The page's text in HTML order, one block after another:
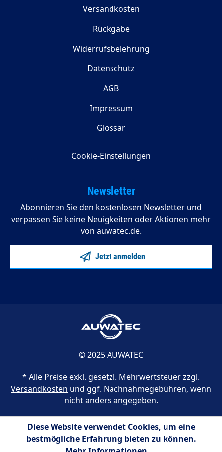
Versandkosten
Rückgabe
Widerrufsbelehrung
Datenschutz
AGB
Impressum
Glossar
Cookie-Einstellungen
Newsletter
Abonnieren Sie den kostenlosen Newsletter und
verpassen Sie keine Neuigkeiten oder Aktionen mehr
von auwatec.de.
Jetzt anmelden
© 2025 AUWATEC
* Alle Preise exkl. gesetzl. Mehrwertsteuer zzgl.
Versandkosten und ggf. Nachnahmegebühren, wenn
nicht anders angegeben.
Diese Website verwendet Cookies, um eine
bestmögliche Erfahrung bieten zu können.